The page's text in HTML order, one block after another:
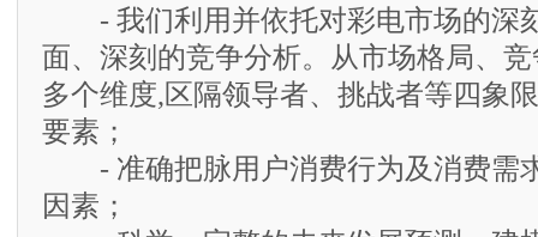
- 我们利用并依托对彩电市场的深
面、深刻的竞争分析。从市场格局、
多个维度,区隔领导者、挑战者等四象
要素；
- 准确把脉用户消费行为及消费需
因素；